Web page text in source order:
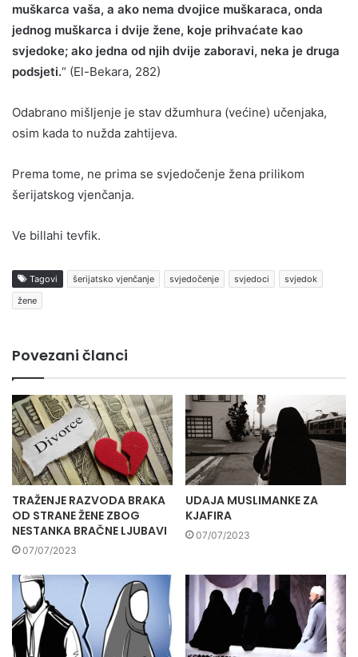
muškarca vaša, a ako nema dvojice muškaraca, onda
jednog muškarca i dvije žene, koje prihvaćate kao
svjedoke; ako jedna od njih dvije zaboravi, neka je druga
podsjeti.“ (El-Bekara, 282)
Odabrano mišljenje je stav džumhura (većine) učenjaka,
osim kada to nužda zahtijeva.
Prema tome, ne prima se svjedočenje žena prilikom
šerijatskog vjenčanja.
Ve billahi tevfik.
Tagovi šerijatsko vjenčanje svjedočenje svjedoci
svjedok
žene
Povezani članci
TRAŽENJE RAZVODA BRAKA
OD STRANE ŽENE ZBOG
NESTANKA BRAČNE LJUBAVI
07/07/2023
UDAJA MUSLIMANKE ZA
KJAFIRA
07/07/2023